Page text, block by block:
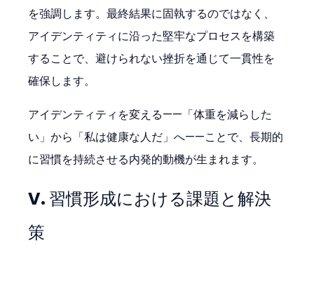
を強調します。最終結果に固執するのではなく、
アイデンティティに沿った堅牢なプロセスを構築
することで、避けられない挫折を通じて一貫性を
確保します。
アイデンティティを変える——「体重を減らした
い」から「私は健康な人だ」へ——ことで、長期的
に習慣を持続させる内発的動機が生まれます。
V. 習慣形成における課題と解決
策